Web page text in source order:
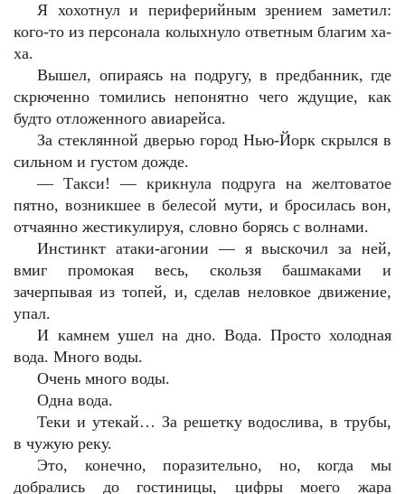
Я хохотнул и периферийным зрением заметил:
кого-то из персонала колыхнуло ответным благим ха-
ха.
Вышел, опираясь на подругу, в предбанник, где
скрюченно томились непонятно чего ждущие, как
будто отложенного авиарейса.
За стеклянной дверью город Нью-Йорк скрылся в
сильном и густом дожде.
— Такси! — крикнула подруга на желтоватое
пятно, возникшее в белесой мути, и бросилась вон,
отчаянно жестикулируя, словно борясь с волнами.
Инстинкт атаки-агонии — я выскочил за ней,
вмиг промокая весь, скользя башмаками и
зачерпывая из топей, и, сделав неловкое движение,
упал.
И камнем ушел на дно. Вода. Просто холодная
вода. Много воды.
Очень много воды.
Одна вода.
Теки и утекай… За решетку водослива, в трубы,
в чужую реку.
Это, конечно, поразительно, но, когда мы
добрались до гостиницы, цифры моего жара